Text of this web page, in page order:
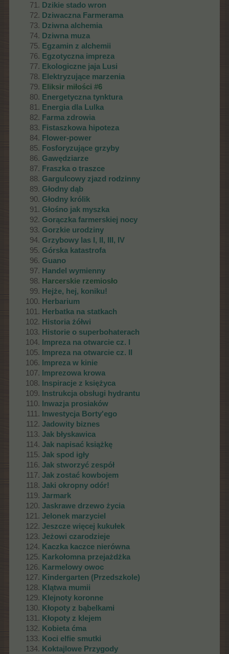
Dzikie stado wron
Dziwaczna Farmerama
Dziwna alchemia
Dziwna muza
Egzamin z alchemii
Egzotyczna impreza
Ekologiczne jaja Lusi
Elektryzujące marzenia
Eliksir miłości #6
Energetyczna tynktura
Energia dla Lulka
Farma zdrowia
Fistaszkowa hipoteza
Flower-power
Fosforyzujące grzyby
Gawędziarze
Fraszka o traszce
Gargulcowy zjazd rodzinny
Głodny dąb
Głodny królik
Głośno jak myszka
Gorączka farmerskiej nocy
Gorzkie urodziny
Grzybowy las I, II, III, IV
Górska katastrofa
Guano
Handel wymienny
Harcerskie rzemiosło
Hejże, hej, koniku!
Herbarium
Herbatka na statkach
Historia żółwi
Historie o superbohaterach
Impreza na otwarcie cz. I
Impreza na otwarcie cz. II
Impreza w kinie
Imprezowa krowa
Inspiracje z księżyca
Instrukcja obsługi hydrantu
Inwazja prosiaków
Inwestycja Borty'ego
Jadowity biznes
Jak błyskawica
Jak napisać książkę
Jak spod igły
Jak stworzyć zespół
Jak zostać kowbojem
Jaki okropny odór!
Jarmark
Jaskrawe drzewo życia
Jelonek marzyciel
Jeszcze więcej kukułek
Jeżowi czarodzieje
Kaczka kaczce nierówna
Karkołomna przejażdżka
Karmelowy owoc
Kindergarten (Przedszkole)
Klątwa mumii
Klejnoty koronne
Kłopoty z bąbelkami
Kłopoty z klejem
Kobieta ćma
Koci elfie smutki
Koktajlowe Przygody